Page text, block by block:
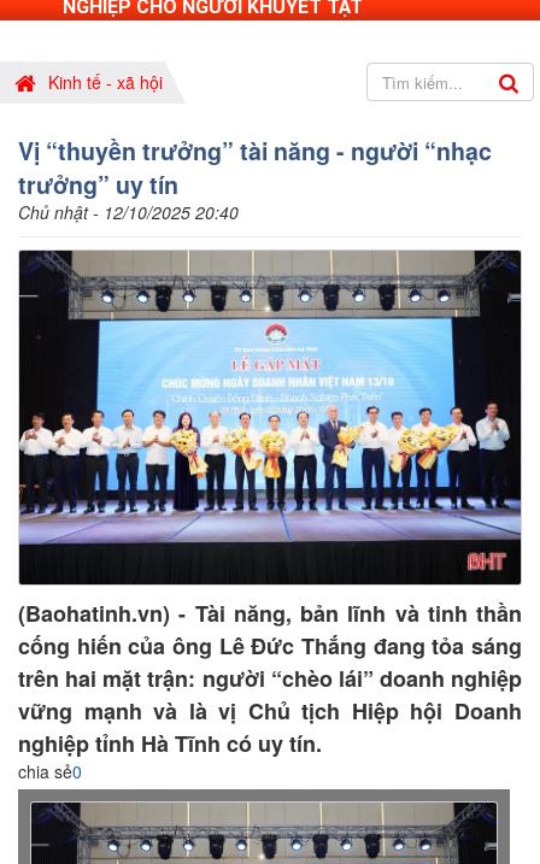
NGHIỆP CHO NGƯỜI KHUYẾT TẬT
Kinh tế - xã hội
Vị “thuyền trưởng” tài năng - người “nhạc
trưởng” uy tín
Chủ nhật - 12/10/2025 20:40
(Baohatinh.vn) - Tài năng, bản lĩnh và tinh thần
cống hiến của ông Lê Đức Thắng đang tỏa sáng
trên hai mặt trận: người “chèo lái” doanh nghiệp
vững mạnh và là vị Chủ tịch Hiệp hội Doanh
nghiệp tỉnh Hà Tĩnh có uy tín.
chia sẻ0